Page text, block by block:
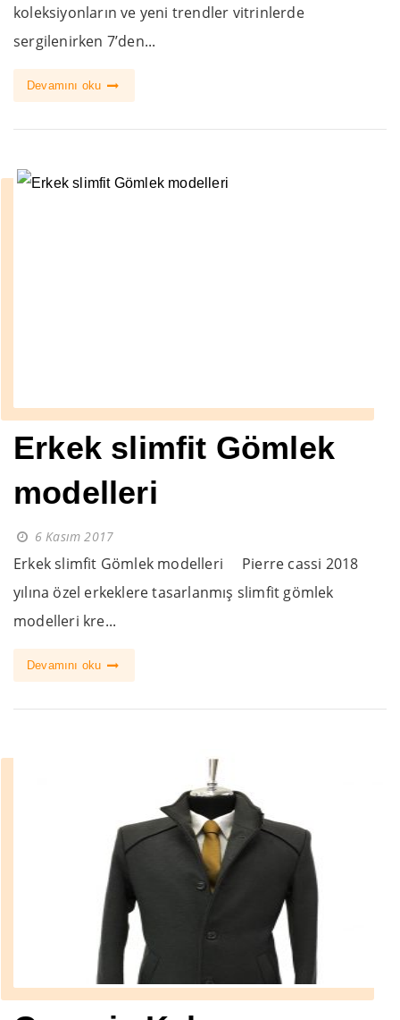
koleksiyonların ve yeni trendler vitrinlerde
sergilenirken 7’den...
Devamını oku
Erkek slimfit Gömlek
modelleri
6 Kasım 2017
Erkek slimfit Gömlek modelleri Pierre cassi 2018
yılına özel erkeklere tasarlanmış slimfit gömlek
modelleri kre...
Devamını oku